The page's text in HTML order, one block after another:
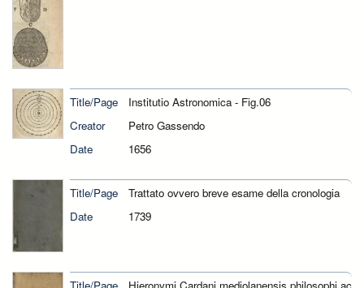
Title/Page
Institutio Astronomica - Fig.06
Creator
Petro Gassendo
Date
1656
Title/Page
Trattato ovvero breve esame della cronologia
Date
1739